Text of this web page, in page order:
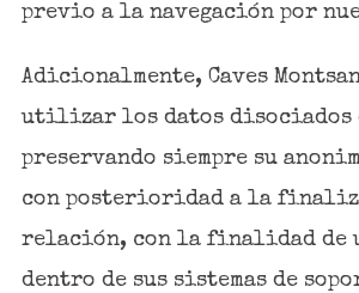
previo a la navegación por
Adicionalmente, Caves
utilizar los datos disociados
preservando siempre su
con posterioridad a la
relación, con la finalidad de
dentro de sus sistemas de